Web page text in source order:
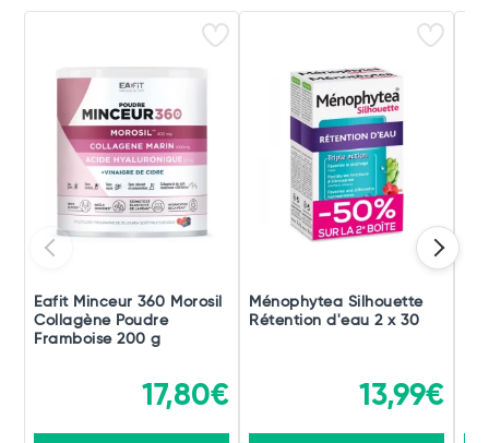
Eafit Minceur 360 Morosil
Collagène Poudre
Framboise 200 g
17,80€
Ménophytea Silhouette
Rétention d'eau 2 x 30
13,99€